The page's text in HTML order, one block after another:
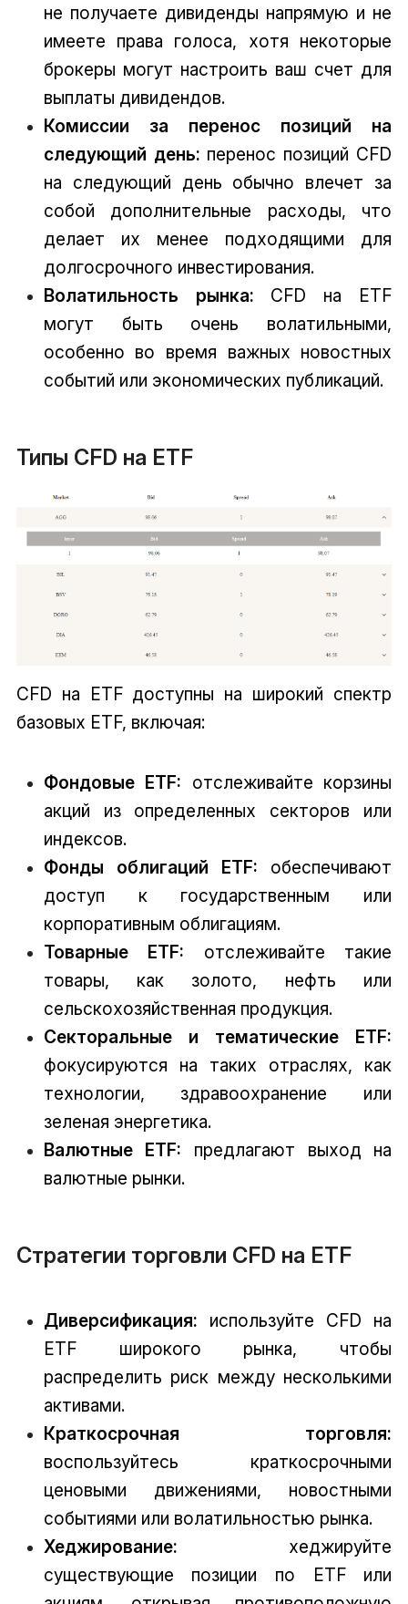
не получаете дивиденды напрямую и не
имеете права голоса, хотя некоторые
брокеры могут настроить ваш счет для
выплаты дивидендов.
Комиссии за перенос позиций на
следующий день: перенос позиций CFD
на следующий день обычно влечет за
собой дополнительные расходы, что
делает их менее подходящими для
долгосрочного инвестирования.
Волатильность рынка: CFD на ETF
могут быть очень волатильными,
особенно во время важных новостных
событий или экономических публикаций.
Типы CFD на ETF
CFD на ETF доступны на широкий спектр
базовых ETF, включая:
Фондовые ETF: отслеживайте корзины
акций из определенных секторов или
индексов.
Фонды облигаций ETF: обеспечивают
доступ к государственным или
корпоративным облигациям.
Товарные ETF: отслеживайте такие
товары, как золото, нефть или
сельскохозяйственная продукция.
Секторальные и тематические ETF:
фокусируются на таких отраслях, как
технологии, здравоохранение или
зеленая энергетика.
Валютные ETF: предлагают выход на
валютные рынки.
Стратегии торговли CFD на ETF
Диверсификация: используйте CFD на
ETF широкого рынка, чтобы
распределить риск между несколькими
активами.
Краткосрочная торговля:
воспользуйтесь краткосрочными
ценовыми движениями, новостными
событиями или волатильностью рынка.
Хеджирование: хеджируйте
существующие позиции по ETF или